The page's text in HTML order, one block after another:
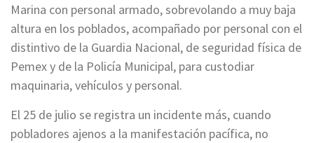
Marina con personal armado, sobrevolando a muy baja
altura en los poblados, acompañado por personal con el
distintivo de la Guardia Nacional, de seguridad física de
Pemex y de la Policía Municipal, para custodiar
maquinaria, vehículos y personal.
El 25 de julio se registra un incidente más, cuando
pobladores ajenos a la manifestación pacífica, no